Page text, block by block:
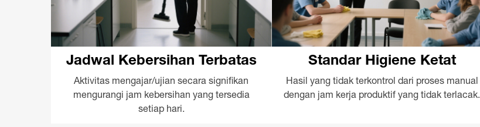
Jadwal Kebersihan Terbatas
Aktivitas mengajar/ujian secara signifikan
mengurangi jam kebersihan yang tersedia
setiap hari.
Standar Higiene Ketat
Hasil yang tidak terkontrol dari proses manual
dengan jam kerja produktif yang tidak terlacak.